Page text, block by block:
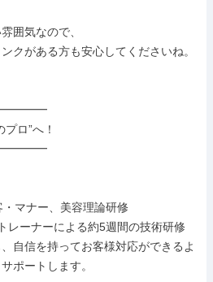
囲気なので、
クがある方も安心してくださいね。
ロ”へ！
・マナー、美容理論研修
レーナーによる約5週間の技術研修
自信を持ってお客様対応ができるよ
ポートします。